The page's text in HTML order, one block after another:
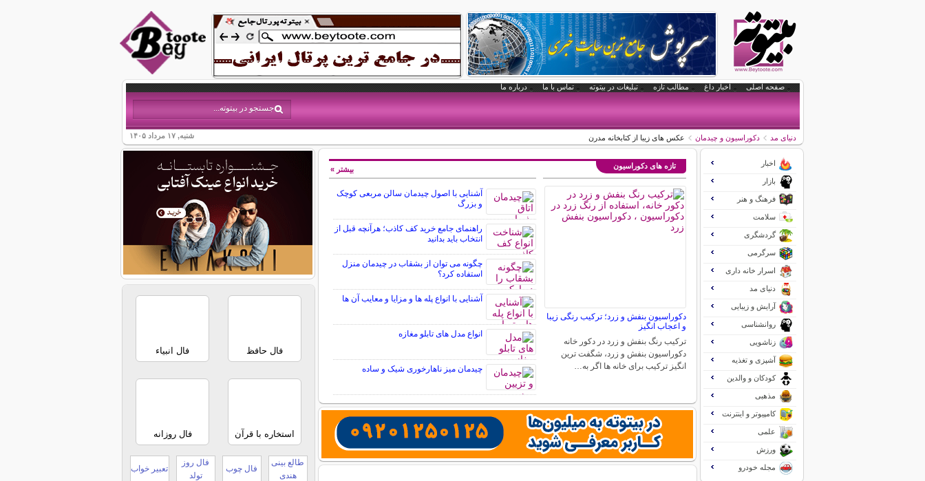
صفحه اصلی اخبار داغ مطالب تازه تبلیغات در بیتوته تماس با ما درباره ما
شنبه, ۱۷ مرداد ۱۴۰۵ دنیای مد دکوراسیون و چیدمان عکس های زیبا از کتابخانه مدرن
تازه های دکوراسیون
دکوراسیون بنفش و زرد؛ ترکیب رنگی زیبا
و اعجاب انگیز
ترکیب رنگ بنفش و زرد در دکور خانه
دکوراسیون بنفش و زرد، شگفت ترین
انگیز ترکیب برای خانه ها اگر به…
آشنایی با اصول چیدمان سالن مربعی کوچک
و بزرگ
راهنمای جامع خرید کف کاذب؛ هرآنچه قبل از
انتخاب باید بدانید
چگونه می توان از بشقاب در چیدمان منزل
استفاده کرد؟
آشنایی با انواع پله ها و مزایا و معایب آن ها
انواع مدل های تابلو مغازه
چیدمان میز ناهارخوری شیک و ساده
بیشتر »
اخبار
بازار
فرهنگ و هنر
سلامت
گردشگری
سرگرمی
اسرار خانه داری
دنیای مد
آرایش و زیبایی
روانشناسی
زناشویی
آشپزی و تغذیه
کودکان و والدین
مذهبی
کامپیوتر و اینترنت
علمی
ورزش
مجله خودرو
فال حافظ فال انبیاء
استخاره با قرآن فال روزانه
طالع بینی
هندی
فال چوب
فال روز
تولد
تعبیر خواب